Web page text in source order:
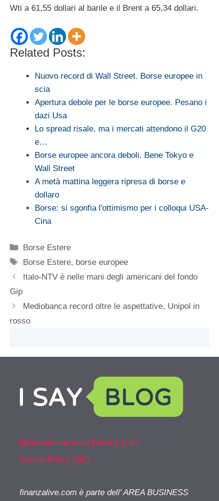
Wti a 61,55 dollari al barile e il Brent a 65,34 dollari.
Related Posts:
Nuovo record di Wall Street. Borse europee in
scia
Apertura debole per le borse europee. Pesano i
dazi Usa
Lo spread risale, ma i mercati attendono il G20
e…
Borse europee ancora deboli. Bene Tokyo e
Wall Street
A metà mattina leggera ripresa di borse e
dollaro
Borse: si sgonfia l'ottimismo per i colloqui USA-
Cina
Categorie
Borse Estere
Tag
Borse Estere, borse europee
Italo-NTV è nelle mani degli americani del fondo
Gip
Mediobanca record oltre le aspettative, Unipol in
rosso
Dichiarazione sulla Privacy (UE)
Cookie Policy (UE)
finanzalive.com è parte dell' AREA BUSINESS